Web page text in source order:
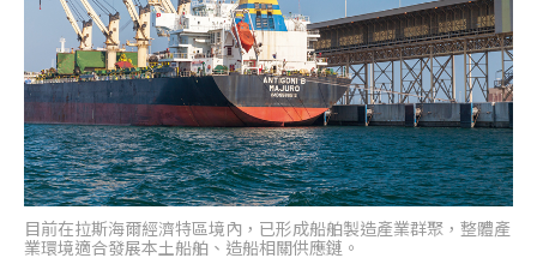
目前在拉斯海爾經濟特區境內，已形成船舶製造產業群聚，整體產
業環境適合發展本土船舶、造船相關供應鏈。